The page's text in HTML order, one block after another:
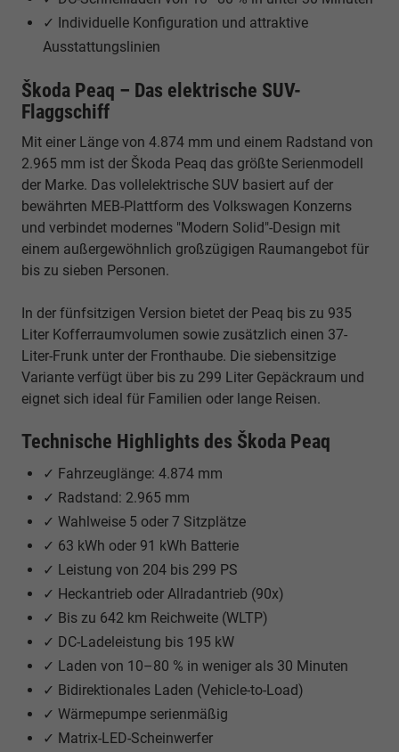
✓ Individuelle Konfiguration und attraktive
Ausstattungslinien
Škoda Peaq – Das elektrische SUV-
Flaggschiff
Mit einer Länge von 4.874 mm und einem Radstand von
2.965 mm ist der Škoda Peaq das größte Serienmodell
der Marke. Das vollelektrische SUV basiert auf der
bewährten MEB-Plattform des Volkswagen Konzerns
und verbindet modernes "Modern Solid"-Design mit
einem außergewöhnlich großzügigen Raumangebot für
bis zu sieben Personen.
In der fünfsitzigen Version bietet der Peaq bis zu 935
Liter Kofferraumvolumen sowie zusätzlich einen 37-
Liter-Frunk unter der Fronthaube. Die siebensitzige
Variante verfügt über bis zu 299 Liter Gepäckraum und
eignet sich ideal für Familien oder lange Reisen.
Technische Highlights des Škoda Peaq
✓ Fahrzeuglänge: 4.874 mm
✓ Radstand: 2.965 mm
✓ Wahlweise 5 oder 7 Sitzplätze
✓ 63 kWh oder 91 kWh Batterie
✓ Leistung von 204 bis 299 PS
✓ Heckantrieb oder Allradantrieb (90x)
✓ Bis zu 642 km Reichweite (WLTP)
✓ DC-Ladeleistung bis 195 kW
✓ Laden von 10–80 % in weniger als 30 Minuten
✓ Bidirektionales Laden (Vehicle-to-Load)
✓ Wärmepumpe serienmäßig
✓ Matrix-LED-Scheinwerfer